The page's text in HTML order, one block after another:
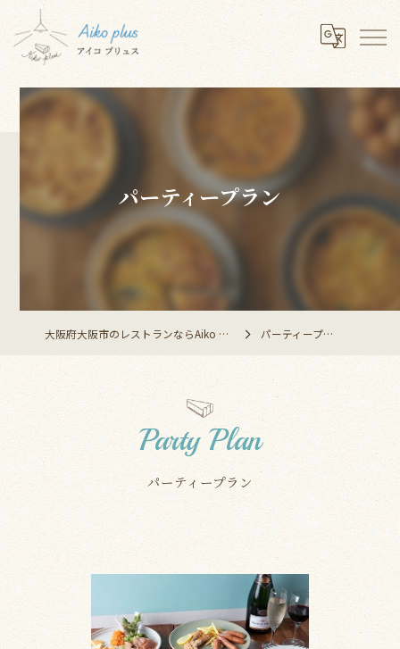
パーティープラン
大阪府大阪市のレストランならAiko plus パーティープラン
パーティープラン
Party Plan